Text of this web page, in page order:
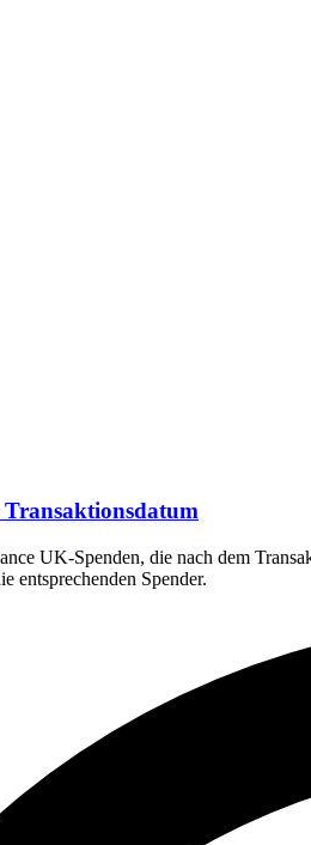
UK-Spenden, die nach dem
entsprechenden Spender.